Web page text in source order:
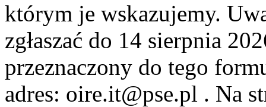
którym je wskazujemy.
zgłaszać do 14 sierpnia
przeznaczony do tego
adres: oire.it@pse.pl . Na